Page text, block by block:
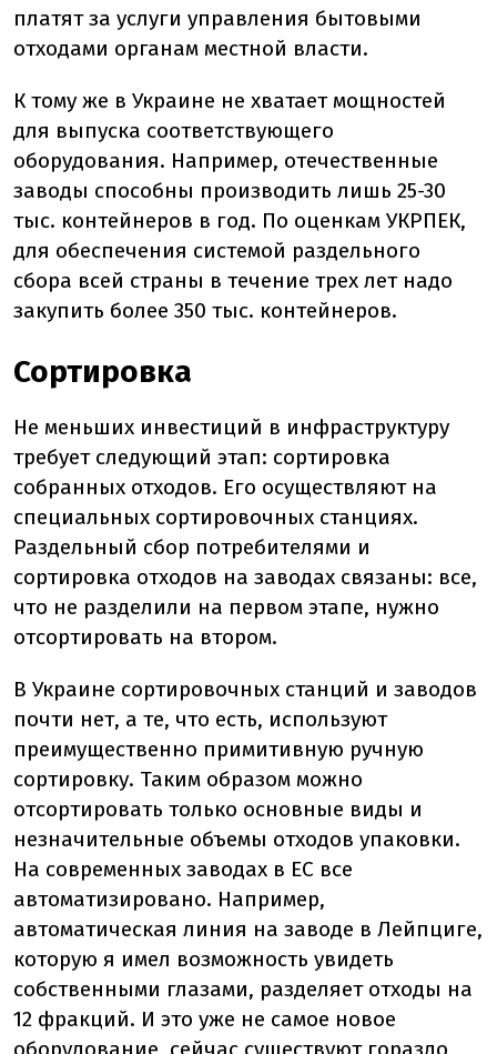
платят за услуги управления бытовыми
отходами органам местной власти.
К тому же в Украине не хватает мощностей
для выпуска соответствующего
оборудования. Например, отечественные
заводы способны производить лишь 25-30
тыс. контейнеров в год. По оценкам УКРПЕК,
для обеспечения системой раздельного
сбора всей страны в течение трех лет надо
закупить более 350 тыс. контейнеров.
Сортировка
Не меньших инвестиций в инфраструктуру
требует следующий этап: сортировка
собранных отходов. Его осуществляют на
специальных сортировочных станциях.
Раздельный сбор потребителями и
сортировка отходов на заводах связаны: все,
что не разделили на первом этапе, нужно
отсортировать на втором.
В Украине сортировочных станций и заводов
почти нет, а те, что есть, используют
преимущественно примитивную ручную
сортировку. Таким образом можно
отсортировать только основные виды и
незначительные объемы отходов упаковки.
На современных заводах в ЕС все
автоматизировано. Например,
автоматическая линия на заводе в Лейпциге,
которую я имел возможность увидеть
собственными глазами, разделяет отходы на
12 фракций. И это уже не самое новое